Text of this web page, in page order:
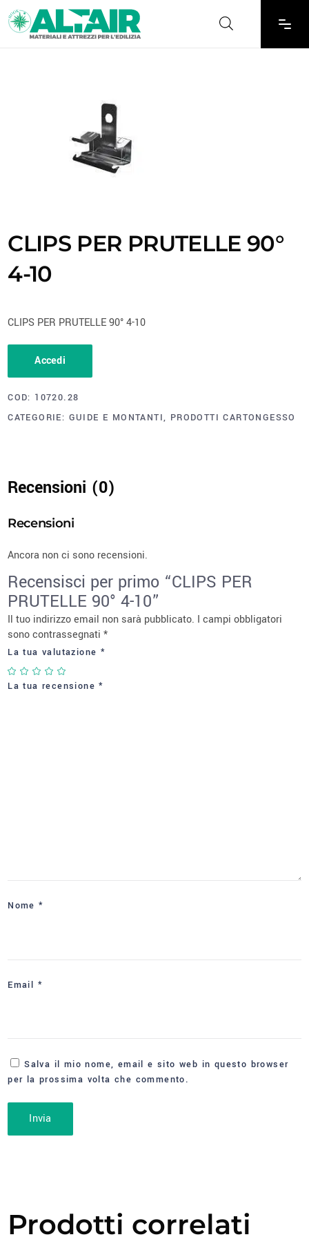
CLIPS PER PRUTELLE 90°
4-10
CLIPS PER PRUTELLE 90° 4-10
Accedi
COD: 10720.28
CATEGORIE: GUIDE E MONTANTI, PRODOTTI CARTONGESSO
Recensioni (0)
Recensioni
Ancora non ci sono recensioni.
Recensisci per primo “CLIPS PER
PRUTELLE 90° 4-10”
Il tuo indirizzo email non sarà pubblicato. I campi obbligatori
sono contrassegnati*
La tua valutazione *
La tua recensione*
Nome*
Email *
Salva il mio nome, email e sito web in questo browser
per la prossima volta che commento.
Prodotti correlati